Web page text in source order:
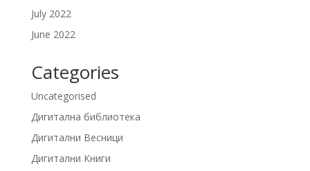
July 2022
June 2022
Categories
Uncategorised
Дигитална библиотека
Дигитални Весници
Дигитални Книги